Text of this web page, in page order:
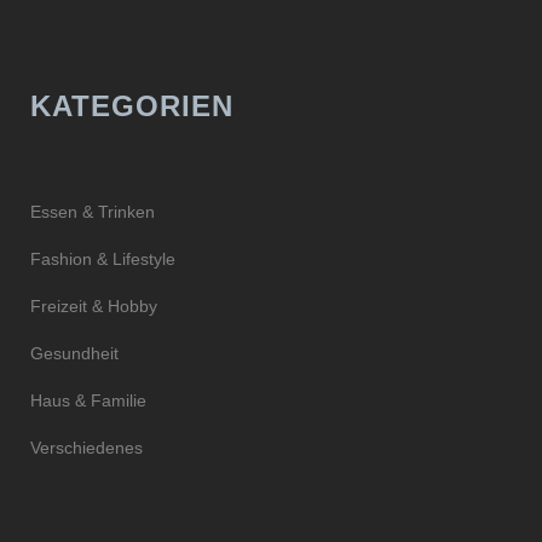
KATEGORIEN
Essen & Trinken
Fashion & Lifestyle
Freizeit & Hobby
Gesundheit
Haus & Familie
Verschiedenes